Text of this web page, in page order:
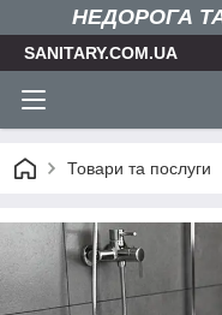
НЕДОРОГА
SANITARY.COM.UA
Товари та послуги